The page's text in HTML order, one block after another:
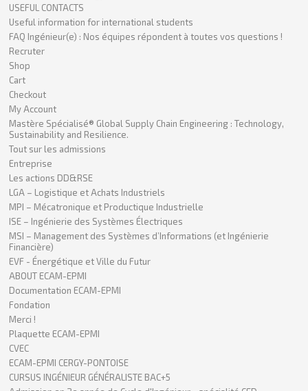
USEFUL CONTACTS
Useful information for international students
FAQ Ingénieur(e) : Nos équipes répondent à toutes vos questions !
Recruter
Shop
Cart
Checkout
My Account
Mastère Spécialisé® Global Supply Chain Engineering : Technology,
Sustainability and Resilience.
Tout sur les admissions
Entreprise
Les actions DD&RSE
LGA – Logistique et Achats Industriels
MPI – Mécatronique et Productique Industrielle
ISE – Ingénierie des Systèmes Électriques
MSI – Management des Systèmes d’Informations (et Ingénierie
Financière)
EVF - Énergétique et Ville du Futur
ABOUT ECAM-EPMI
Documentation ECAM-EPMI
Fondation
Merci !
Plaquette ECAM-EPMI
CVEC
ECAM-EPMI CERGY-PONTOISE
CURSUS INGÉNIEUR GÉNÉRALISTE BAC+5